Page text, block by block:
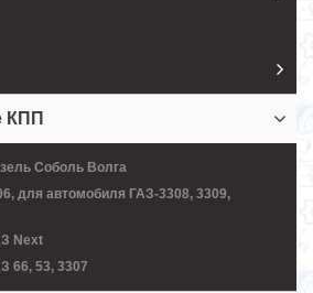
КПП
Соболь Волга
для автомобиля ГАЗ-3308, 3309,
Next
66, 53, 3307